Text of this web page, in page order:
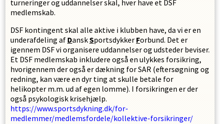
turneringer og uddannelser skal, hver have et DSF
medlemskab.
DSF kontingent skal alle aktive i klubben have, da vi er en
underafdeling af DanskSportsdykker Forbund. Det er
igennem DSF vi organisere uddannelser og udsteder beviser.
Et DSF medlemskab inkludere også en ulykkes forsikring,
hvorigennem der også er dækning for SAR (eftersøgning og
redning, kan være en dyr ting at skulle betale for
helikopter m.m. ud af egen lomme). I forsikringen er der
også psykologisk krisehjælp.
https://www.sportsdykning.dk/for-
medlemmer/medlemsfordele/kollektive-forsikringer/